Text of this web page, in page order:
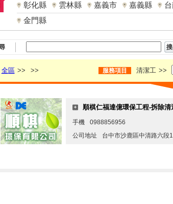
彰化縣
雲林縣 嘉義市 嘉義縣
金門縣
全區 >> >> 服務項目 清潔工 >>
手機 0988856956
公司地址
台中市沙鹿區中清路六段